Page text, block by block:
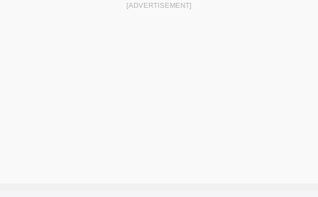
[ADVERTISEMENT]